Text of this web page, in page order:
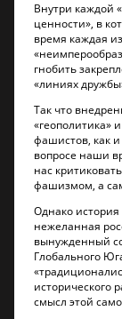
Внутри каждой
ценности», в
время каждая
гнобить
«линиях
Так что
«геополитика»
фашистов, как
вопросе наши
нас
фашизмом, а
Однако
нежеланная
вынужденный
Глобального
исторического
смысл этой